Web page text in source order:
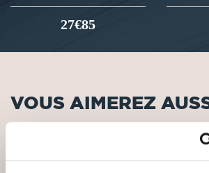
27€85
VOUS AIMEREZ